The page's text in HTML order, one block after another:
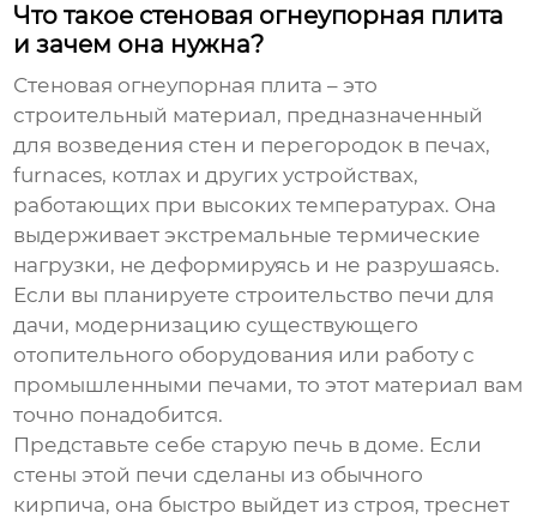
Что такое стеновая огнеупорная плита
и зачем она нужна?
Стеновая огнеупорная плита – это
строительный материал, предназначенный
для возведения стен и перегородок в печах,
furnaces, котлах и других устройствах,
работающих при высоких температурах. Она
выдерживает экстремальные термические
нагрузки, не деформируясь и не разрушаясь.
Если вы планируете строительство печи для
дачи, модернизацию существующего
отопительного оборудования или работу с
промышленными печами, то этот материал вам
точно понадобится.
Представьте себе старую печь в доме. Если
стены этой печи сделаны из обычного
кирпича, она быстро выйдет из строя, треснет